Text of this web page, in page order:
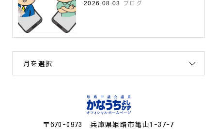
2026.08.03
ブログ
月を選択
〒670-0973 兵庫県姫路市亀山1-37-7